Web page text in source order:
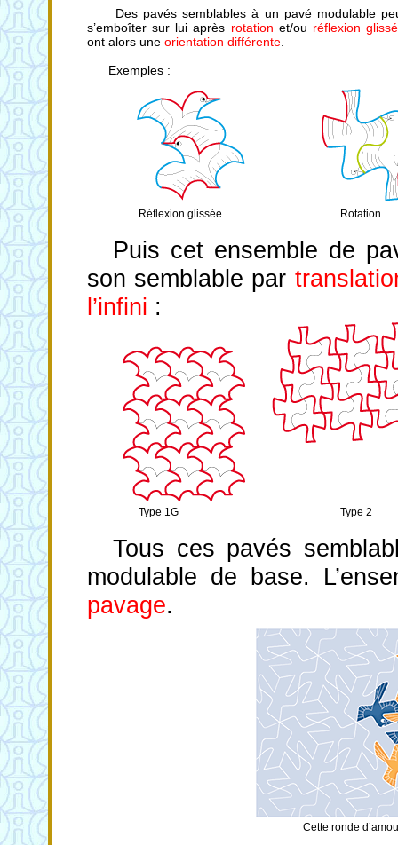
Des pavés semblables à un pavé modulable
s’emboîter sur lui après rotation et/ou réflexion
ont alors une orientation différente
Exemples :
Réflexion glissée Rotation
Puis cet ensemble de
son semblable par
l’infini :
Type 1G Type 2
Tous ces pavés
modulable de base.
pavage.
Cette ronde